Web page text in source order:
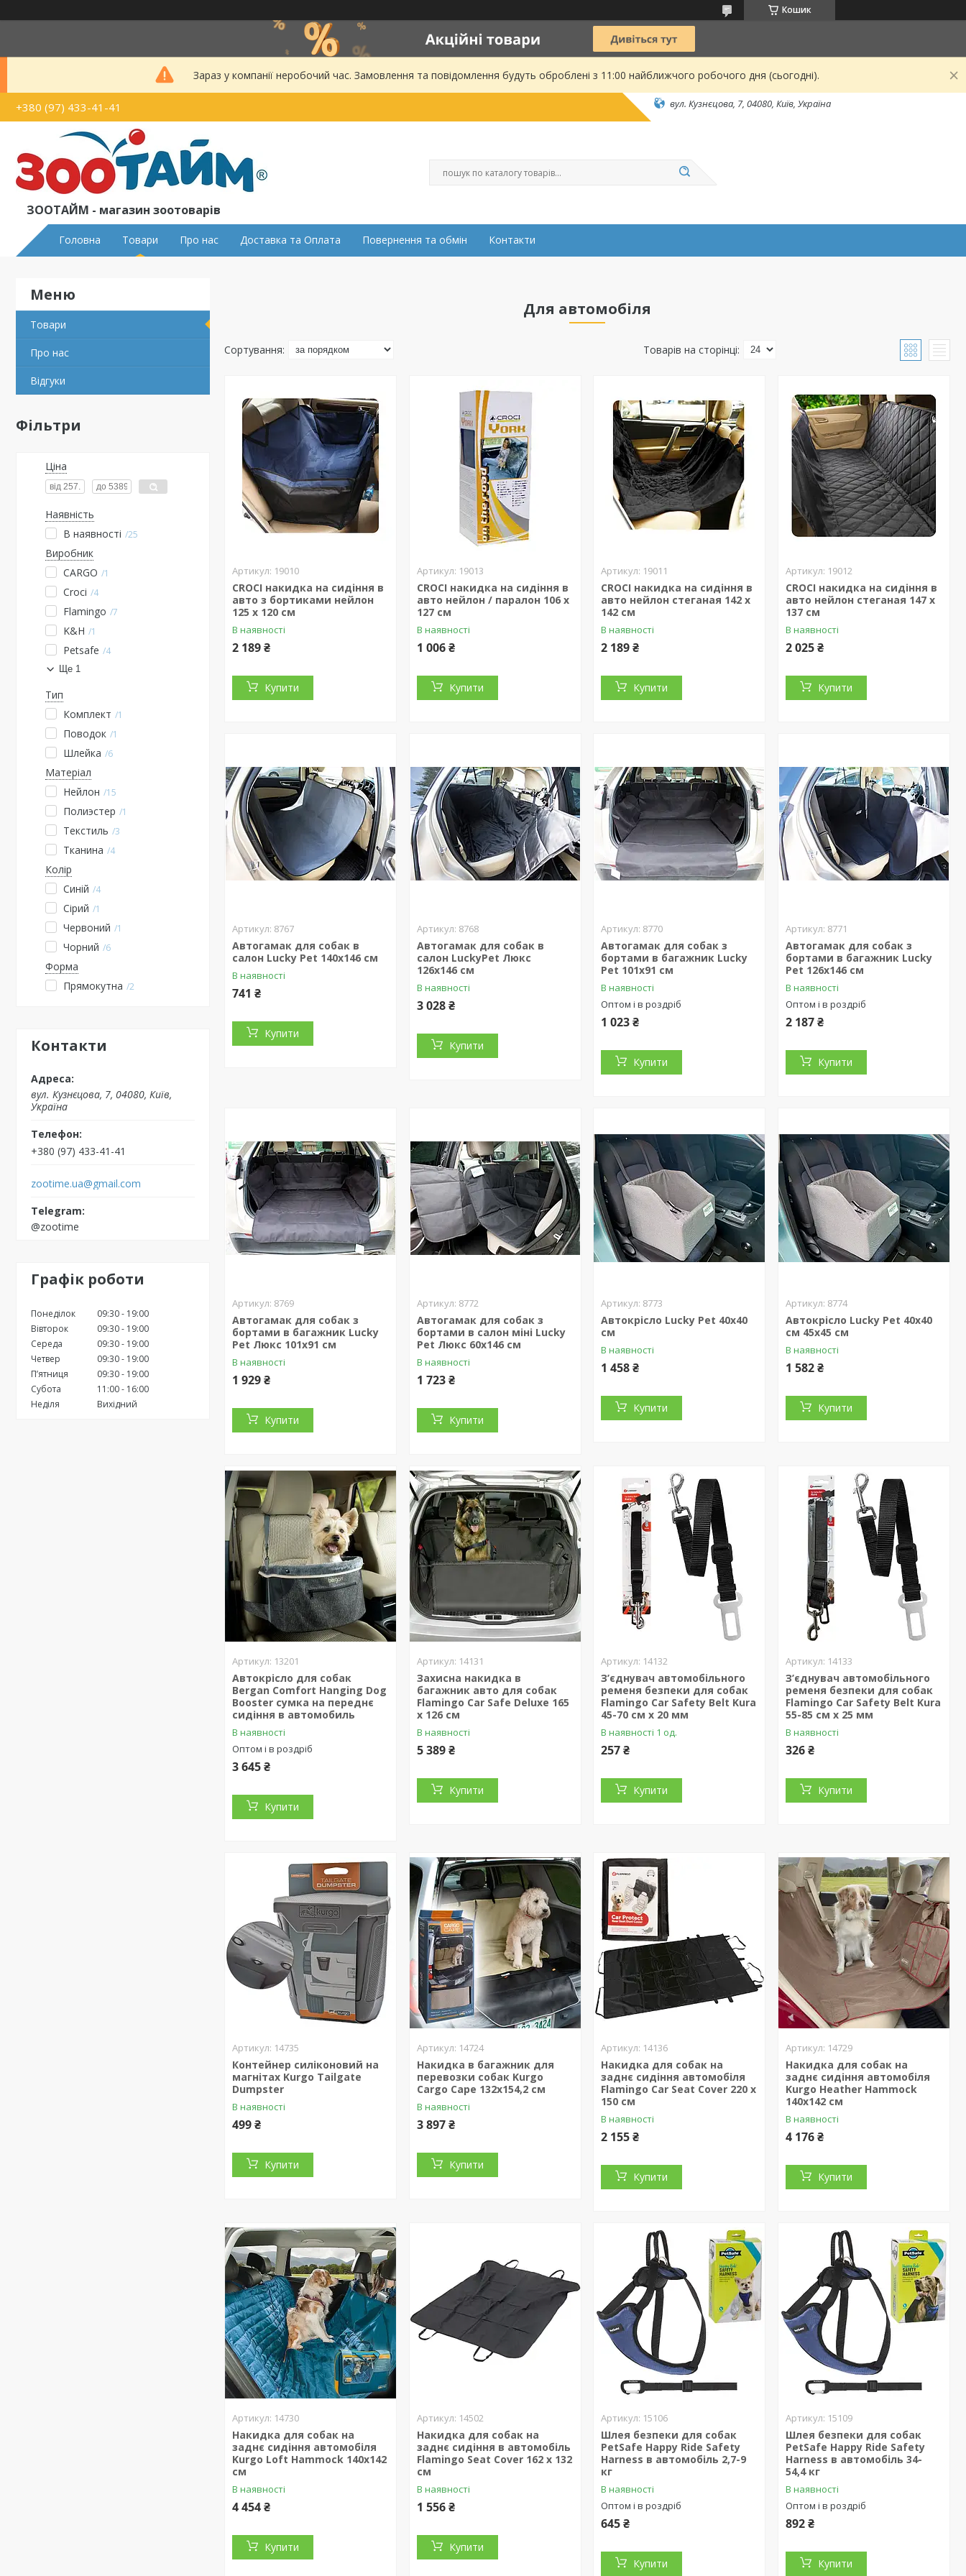
Кошик
Зараз у компанії неробочий час. Замовлення та повідомлення будуть оброблені з 11:00 найближчого робочого дня (сьогодні).
+380 (97) 433-41-41 вул. Кузнєцова, 7, 04080, Київ, Україна
ЗООТАЙМ - магазин зоотоварів
Головна Товари Про нас Доставка та Оплата Повернення та обмін Контакти
Товари
Про нас
Відгуки
Фільтри
Ціна
Наявність
В наявності 25
Виробник
CARGO
1
Croci 4
Flamingo 7
K&H 1
Petsafe 4
Ще 1
Тип
Комплект
1
Поводок 1
Шлейка 6
Матеріал
Нейлон
15
Полиэстер 1
Текстиль 3
Тканина 4
Колір
Синій
4
Сірий 1
Червоний 1
Чорний 6
Форма
Прямокутна 2
Контакти
вул. Кузнєцова, 7, 04080, Київ,
Україна
+380 (97) 433-41-41
zootime.ua@gmail.com
@zootime
Графік роботи
Понеділок 09:30
19:00
Вівторок
09:30
19:00
Середа
09:30
19:00
Четвер
09:30
19:00
Пʼятниця
09:30
19:00
Субота
11:00
16:00
Неділя
Вихідний
Для автомобіля
19010
CROCI накидка на сидіння в
авто з бортиками нейлон
125 х 120 см
В наявності
2 189 ₴
Купити
19013
CROCI накидка на сидіння в
авто нейлон / паралон 106 x
127 см
В наявності
1 006 ₴
Купити
19011
CROCI накидка на сидіння в
авто нейлон стеганая 142 х
142 см
В наявності
2 189 ₴
Купити
19012
CROCI накидка на сидіння в
авто нейлон стеганая 147 х
137 см
В наявності
2 025 ₴
Купити
8767
Автогамак для собак в
салон Lucky Pet 140х146 см
В наявності
741 ₴
Купити
8768
Автогамак для собак в
салон LuckyPet Люкс
126х146 см
В наявності
3 028 ₴
Купити
8770
Автогамак для собак з
бортами в багажник Lucky
Pet 101х91 см
В наявності
Оптом і в роздріб
1 023 ₴
Купити
8771
Автогамак для собак з
бортами в багажник Lucky
Pet 126х146 см
В наявності
Оптом і в роздріб
2 187 ₴
Купити
8769
Автогамак для собак з
бортами в багажник Lucky
Pet Люкс 101х91 см
В наявності
1 929 ₴
Купити
8772
Автогамак для собак з
бортами в салон міні Lucky
Pet Люкс 60х146 см
В наявності
1 723 ₴
Купити
8773
Автокрісло Lucky Pet 40x40
см
В наявності
1 458 ₴
Купити
8774
Автокрісло Lucky Pet 40x40
см 45х45 см
В наявності
1 582 ₴
Купити
13201
Автокрісло для собак
Bergan Comfort Hanging Dog
Booster сумка на переднє
сидіння в автомобиль
В наявності
Оптом і в роздріб
3 645 ₴
Купити
14131
Захисна накидка в
багажник авто для собак
Flamingo Car Safe Deluxe 165
х 126 см
В наявності
5 389 ₴
Купити
14132
З’єднувач автомобільного
ременя безпеки для собак
Flamingo Car Safety Belt Kura
45-70 см х 20 мм
В наявності 1 од.
257 ₴
Купити
14133
З’єднувач автомобільного
ременя безпеки для собак
Flamingo Car Safety Belt Kura
55-85 см х 25 мм
В наявності
326 ₴
Купити
14735
Контейнер силіконовий на
магнітах Kurgo Tailgate
Dumpster
В наявності
499 ₴
Купити
14724
Накидка в багажник для
перевозки собак Kurgo
Cargo Cape 132х154,2 см
В наявності
3 897 ₴
Купити
14136
Накидка для собак на
заднє сидіння автомобіля
Flamingo Car Seat Cover 220 х
150 см
В наявності
2 155 ₴
Купити
14729
Накидка для собак на
заднє сидіння автомобіля
Kurgo Heather Hammock
140х142 см
В наявності
4 176 ₴
Купити
14730
Накидка для собак на
заднє сидіння автомобіля
Kurgo Loft Hammock 140х142
см
В наявності
4 454 ₴
Купити
14502
Накидка для собак на
заднє сидіння в автомобіль
Flamingo Seat Cover 162 х 132
см
В наявності
1 556 ₴
Купити
15106
Шлея безпеки для собак
PetSafe Happy Ride Safety
Harness в автомобіль 2,7-9
кг
В наявності
Оптом і в роздріб
645 ₴
Купити
15109
Шлея безпеки для собак
PetSafe Happy Ride Safety
Harness в автомобіль 34-
54,4 кг
В наявності
Оптом і в роздріб
892 ₴
Купити